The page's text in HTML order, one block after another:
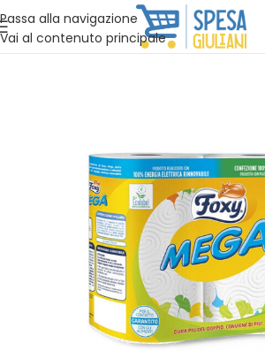
Passa alla navigazione
Vai al contenuto principale
Vuoi assistenza?Clicca qui e ti